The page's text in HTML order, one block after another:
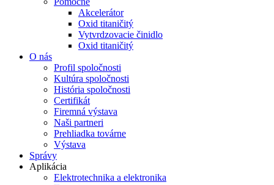
Akcelerátor
Oxid titaničitý
Vytvrdzovacie činidlo
Oxid titaničitý
O nás
Profil spoločnosti
Kultúra spoločnosti
História spoločnosti
Certifikát
Firemná výstava
Naši partneri
Prehliadka továrne
Výstava
Správy
Aplikácia
Elektrotechnika a elektronika